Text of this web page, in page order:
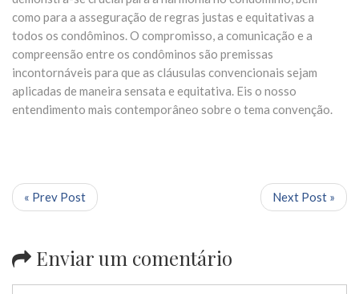
como para a asseguração de regras justas e equitativas a
todos os condôminos. O compromisso, a comunicação e a
compreensão entre os condôminos são premissas
incontornáveis para que as cláusulas convencionais sejam
aplicadas de maneira sensata e equitativa. Eis o nosso
entendimento mais contemporâneo sobre o tema convenção.
« Prev Post Next Post »
Enviar um comentário